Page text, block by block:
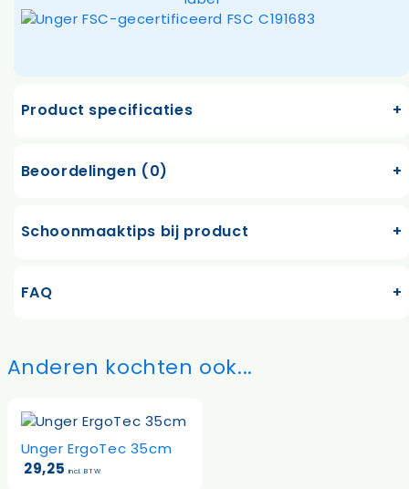
Product specificaties
Beoordelingen (0)
Schoonmaaktips bij product
FAQ
Anderen kochten ook...
Unger ErgoTec 35cm
29,25 incl. BTW